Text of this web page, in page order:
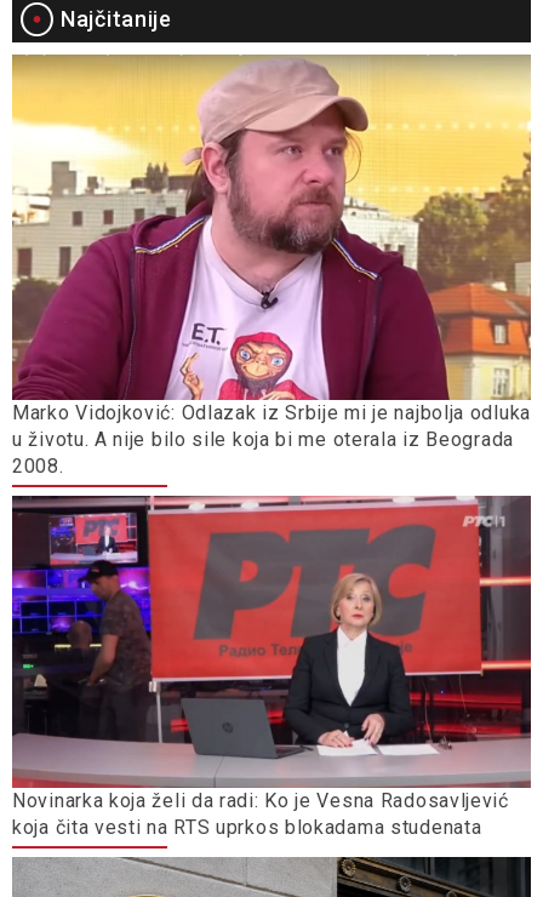
Najčitanije
Marko Vidojković: Odlazak iz Srbije mi je najbolja odluka
u životu. A nije bilo sile koja bi me oterala iz Beograda
2008.
Novinarka koja želi da radi: Ko je Vesna Radosavljević
koja čita vesti na RTS uprkos blokadama studenata